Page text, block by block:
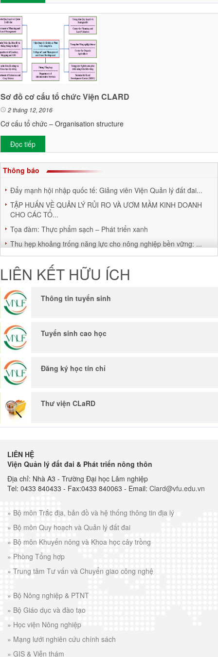
Sơ đồ cơ cấu tổ chức Viện CLARD
2 tháng 12, 2016
Cơ cấu tổ chức – Organisation structure
Đọc tiếp
Thông báo
Đẩy mạnh hội nhập quốc tế: Giảng viên Viện Quản lý đất đai...
TẬP HUẤN VỀ QUẢN LÝ RỦI RO VÀ ƯƠM MẦM KINH DOANH
CHO CÁC TỔ...
Tọa đàm: Thực phẩm sạch – Phát triển xanh
Thu hẹp khoảng trống năng lực cho nông nghiệp bền vững: ...
LIÊN KẾT HỮU ÍCH
Thông tin tuyển sinh
Tuyển sinh cao học
Đăng ký học tín chỉ
Thư viện CLaRD
LIÊN HỆ
Viện Quản lý đất đai & Phát triển nông thôn
Địa chỉ: Nhà A3 - Trường Đại học Lâm nghiệp
Tel: 0433 840433 - Fax:0433 840063 - Email: Clard@vfu.edu.vn
» Bộ môn Trắc địa, bản đồ và hệ thống thông tin địa lý
» Bộ môn Quy hoạch và Quản lý đất đai
» Bộ môn Khuyến nông và Khoa học cây trồng
» Phòng Tổng hợp
» Trung tâm Tư vấn và Chuyển giao công nghệ
» Bộ Nông nghiệp & PTNT
» Bộ Giáo dục và đào tạo
» Học viện Nông nghiệp
» Mạng lưới nghiên cứu chính sách
» GIS & Viễn thám